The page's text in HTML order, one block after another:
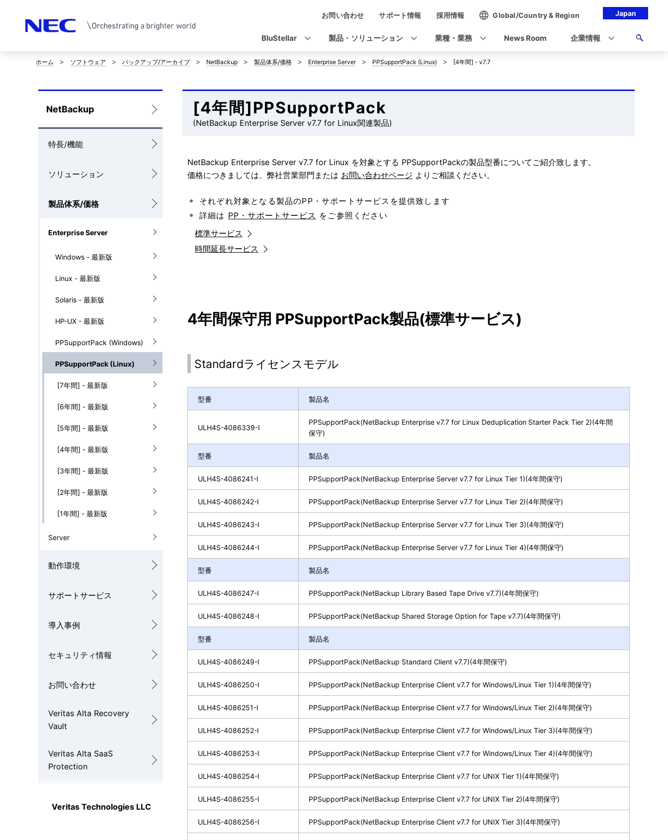
Japan
ゲ
シ
ョ
ン
お問い合わせ サポート情報 採用情報 Global/Country & Region
BluStellar 製品・ソリューション 業種・業務 News Room 企業情報
サ
イ
ト
内
す
ホーム ソフトウェア バックアップ/アーカイブ NetBackup 製品体系/価格 Enterprise Server PPSupportPack (Linux) [4年間] - v7.7
ロ
ー
カ
ビ
NetBackup
特長/機能
ソリューション
製品体系/価格
Enterprise Server
Windows - 最新版
Linux - 最新版
Solaris - 最新版
HP-UX - 最新版
PPSupportPack (Windows)
PPSupportPack (Linux)
[7年間] - 最新版
[6年間] - 最新版
[5年間] - 最新版
[4年間] - 最新版
[3年間] - 最新版
[2年間] - 最新版
[1年間] - 最新版
Server
動作環境
サポートサービス
導入事例
セキュリティ情報
お問い合わせ
Veritas Alta Recovery
Vault
Veritas Alta SaaS
Protection
Veritas Technologies LLC
[4年間]PPSupportPack
(NetBackup Enterprise Server v7.7 for Linux関連製品)
NetBackup Enterprise Server v7.7 for Linux を対象とする PPSupportPackの製品型番についてご紹介致します。
価格につきましては、弊社営業部門または お問い合わせページ よりご相談ください。
それぞれ対象となる製品のPP・サポートサービスを提供致します
詳細は PP・サポートサービス をご参照ください
標準サービス
時間延長サービス
4年間保守用 PPSupportPack製品(標準サービス)
Standardライセンスモデル
型番 製品名
ULH4S-4086339-I
PPSupportPack(NetBackup Enterprise v7.7 for Linux Deduplication Starter Pack Tier 2)(4年間
保守)
型番 製品名
ULH4S-4086241-I PPSupportPack(NetBackup Enterprise Server v7.7 for Linux Tier 1)(4年間保守)
ULH4S-4086242-I PPSupportPack(NetBackup Enterprise Server v7.7 for Linux Tier 2)(4年間保守)
ULH4S-4086243-I PPSupportPack(NetBackup Enterprise Server v7.7 for Linux Tier 3)(4年間保守)
ULH4S-4086244-I PPSupportPack(NetBackup Enterprise Server v7.7 for Linux Tier 4)(4年間保守)
型番 製品名
ULH4S-4086247-I PPSupportPack(NetBackup Library Based Tape Drive v7.7)(4年間保守)
ULH4S-4086248-I PPSupportPack(NetBackup Shared Storage Option for Tape v7.7)(4年間保守)
型番 製品名
ULH4S-4086249-I PPSupportPack(NetBackup Standard Client v7.7)(4年間保守)
ULH4S-4086250-I PPSupportPack(NetBackup Enterprise Client v7.7 for Windows/Linux Tier 1)(4年間保守)
ULH4S-4086251-I PPSupportPack(NetBackup Enterprise Client v7.7 for Windows/Linux Tier 2)(4年間保守)
ULH4S-4086252-I PPSupportPack(NetBackup Enterprise Client v7.7 for Windows/Linux Tier 3)(4年間保守)
ULH4S-4086253-I PPSupportPack(NetBackup Enterprise Client v7.7 for Windows/Linux Tier 4)(4年間保守)
ULH4S-4086254-I PPSupportPack(NetBackup Enterprise Client v7.7 for UNIX Tier 1)(4年間保守)
ULH4S-4086255-I PPSupportPack(NetBackup Enterprise Client v7.7 for UNIX Tier 2)(4年間保守)
ULH4S-4086256-I PPSupportPack(NetBackup Enterprise Client v7.7 for UNIX Tier 3)(4年間保守)